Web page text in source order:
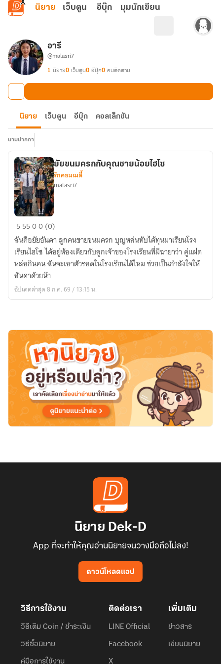
ข้ามไปยังเนื้อหาหลัก
นิยาย เว็บตูน อีบุ๊ก มุมนักเขียน
อารี
@malasri7
1 นิยาย0 เว็บตูน0 อีบุ๊ก0 คนติดตาม
นิยาย เว็บตูน อีบุ๊ก คอลเล็กชัน
นามปากกา
ยัย
ขนมครก
กับ
คุณ
ชาย
น้อย
ไฮโซ
ยัยขนมครกกับคุณชายน้อยไฮโซ
รักคอมเมดี้
malasri7
5 5500 (0)
ฉันคือยัยอันดา ลูกคนขายขนมครก บุญหล่นทับได้ทุนมาเรียนโรง
เรียนไฮโซ ได้อยู่ห้องเดียวกับลูกเจ้าของโรงเรียนที่มีฉายาว่า คู่แฝด
หล่อกินคน ฉันจะเอาตัวรอดในโรงเรียนได้ไหม ช่วยเป็นกำลังใจให้
อันดาด้วยน๊า
อัปเดตล่าสุด 8 ก.ค. 69 / 13:15 น.
นิยาย Dek-D
App ที่จะทำให้คุณอ่านนิยายจนวางมือถือไม่ลง!
ดาวน์โหลดแอป
วิธีการใช้งาน
วิธีเติม Coin / ชำระเงิน
วิธีซื้อนิยาย
คู่มือการใช้งาน
ติดต่อเรา
LINE Official
Facebook
X
เพิ่มเติม
ข่าวสาร
เขียนนิยาย